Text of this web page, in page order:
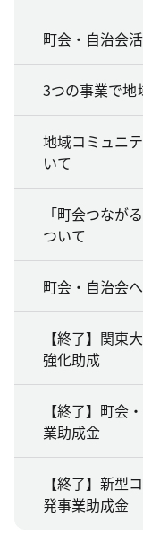
町会・自治会
3つの事業で地
地域コミュニ
いて
「町会つなが
ついて
町会・自治会
【終了】関東
強化助成
【終了】町会
業助成金
【終了】新型
発事業助成金